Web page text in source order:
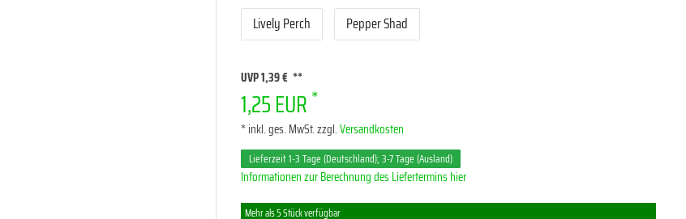
Lively Perch Pepper Shad
UVP 1,39 €
1,25 EUR *
* inkl. ges. MwSt. zzgl.Versandkosten
Lieferzeit 1-3 Tage (Deutschland); 3-7 Tage (Ausland)
Informationen zur Berechnung des Liefertermins hier
Mehr als 5 Stück verfügbar